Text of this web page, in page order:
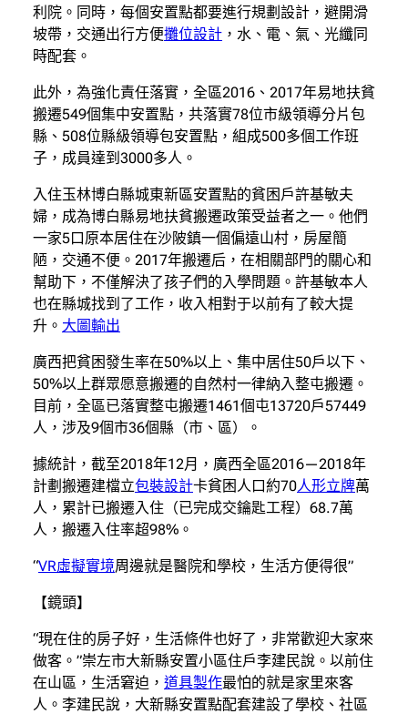
利院。同時，每個安置點都要進行規劃設計，避開滑
坡帶，交通出行方便攤位設計 ，水、電、氣、光纖同
時配套。
此外，為強化責任落實，全區2016、2017年易地扶貧
搬遷549個集中安置點，共落實78位市級領導分片包
縣、508位縣級領導包安置點，組成500多個工作班
子，成員達到3000多人。
入住玉林博白縣城東新區安置點的貧困戶許基敏夫
婦，成為博白縣易地扶貧搬遷政策受益者之一。他們
一家5口原本居住在沙陂鎮一個偏遠山村，房屋簡
陋，交通不便。2017年搬遷后，在相關部門的關心和
幫助下，不僅解決了孩子們的入學問題。許基敏本人
也在縣城找到了工作，收入相對于以前有了較大提
升。 大圖輸出
廣西把貧困發生率在50%以上、集中居住50戶以下、
50%以上群眾愿意搬遷的自然村一律納入整屯搬遷。
目前，全區已落實整屯搬遷1461個屯13720戶57449
人，涉及9個市36個縣（市、區）。
據統計，截至2018年12月，廣西全區2016—2018年
計劃搬遷建檔立包裝設計卡貧困人口約70人形立牌萬
人，累計已搬遷入住（已完成交鑰匙工程）68.7萬
人，搬遷入住率超98%。
“VR虛擬實境周邊就是醫院和學校，生活方便得很”
【鏡頭】
“現在住的房子好，生活條件也好了，非常歡迎大家來
做客。”崇左市大新縣安置小區住戶李建民說。以前住
在山區，生活窘迫， 道具製作最怕的就是家里來客
人。李建民說，大新縣安置點配套建設了學校、社區